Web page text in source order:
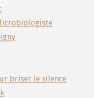
briser le silence